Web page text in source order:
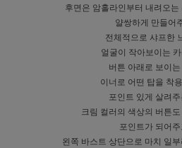
후면은 암홀라인부터 내려오
얄쌍하게 만들어
전체적으로 샤프한
얼굴이 작아보이는
버튼 아래로 보이
이너로 어떤 탑을 착
포인트 있게 살려
크림 컬러의 색상의 버튼
포인트가 되어주
왼쪽 바스트 상단으로 마치 일